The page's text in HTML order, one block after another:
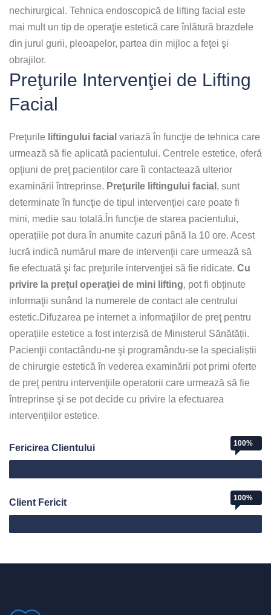
nechirurgical. Tehnica endoscopică de lifting facial este
mai mult un tip de operaţie estetică care înlătură brazdele
din jurul gurii, pleoapelor, partea din mijloc a feţei şi
obrajilor.
Preţurile Intervenţiei de Lifting
Facial
Preţurile liftingului facial variază în funcţie de tehnica care
urmează să fie aplicată pacientului. Centrele estetice, oferă
opţiuni de preţ pacienților care îi contactează ulterior
examinării întreprinse. Preţurile liftingului facial , sunt
determinate în funcţie de tipul intervenţiei care poate fi
mini, medie sau totală.În funcţie de starea pacientului,
operațiile pot dura în anumite cazuri până la 10 ore. Acest
lucră indică numărul mare de intervenţii care urmează să
fie efectuată şi fac preţurile intervenţiei să fie ridicate. Cu
privire la preţul operaţiei de mini lifting, pot fi obținute
informaţii sunând la numerele de contact ale centrului
estetic.Difuzarea pe internet a informaţiilor de preţ pentru
operațiile estetice a fost interzisă de Ministerul Sănătății.
Pacienţii contactându-ne şi programându-se la specialiștii
de chirurgie estetică în vederea examinării pot primi oferte
de preţ pentru intervenţiile operatorii care urmează să fie
întreprinse şi se pot decide cu privire la efectuarea
intervenţiilor estetice.
Fericirea Clientului 100%
Client Fericit 100%